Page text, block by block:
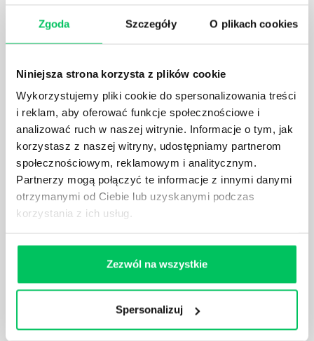
Zgoda Szczegóły O plikach cookies
Niniejsza strona korzysta z plików cookie
Wykorzystujemy pliki cookie do spersonalizowania treści
i reklam, aby oferować funkcje społecznościowe i
analizować ruch w naszej witrynie. Informacje o tym, jak
korzystasz z naszej witryny, udostępniamy partnerom
społecznościowym, reklamowym i analitycznym.
Partnerzy mogą połączyć te informacje z innymi danymi
otrzymanymi od Ciebie lub uzyskanymi podczas
korzystania z ich usług.
Zezwól na wszystkie
Spersonalizuj
kompetentnych pracowników nie będzie w stanie
sprawnie realizować swoich zadań, jeśli zabraknie w
nim odpowiedniego kierownictwa. Zawsze
czynności wykonywane przez pracowników.
JAK BRYGADZISTA MOŻE ROZWINĄĆ SWOJE
KOMPETENCJE MENEDŻERSKIE?
Menedżer to niezwykle ważne stanowisko w każdej